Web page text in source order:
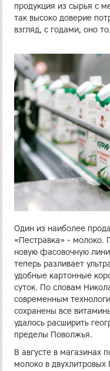
продукция из сырья с
так высоко доверие
взгляд, с годами, оно
Один из наиболее
«Пестравка» - молоко.
новую фасовочную
теперь разливает
удобные картонные
суток. По словам
современным
сохранены все
удалось расширить
пределы Поволжья.
В августе в магазинах
молоко в